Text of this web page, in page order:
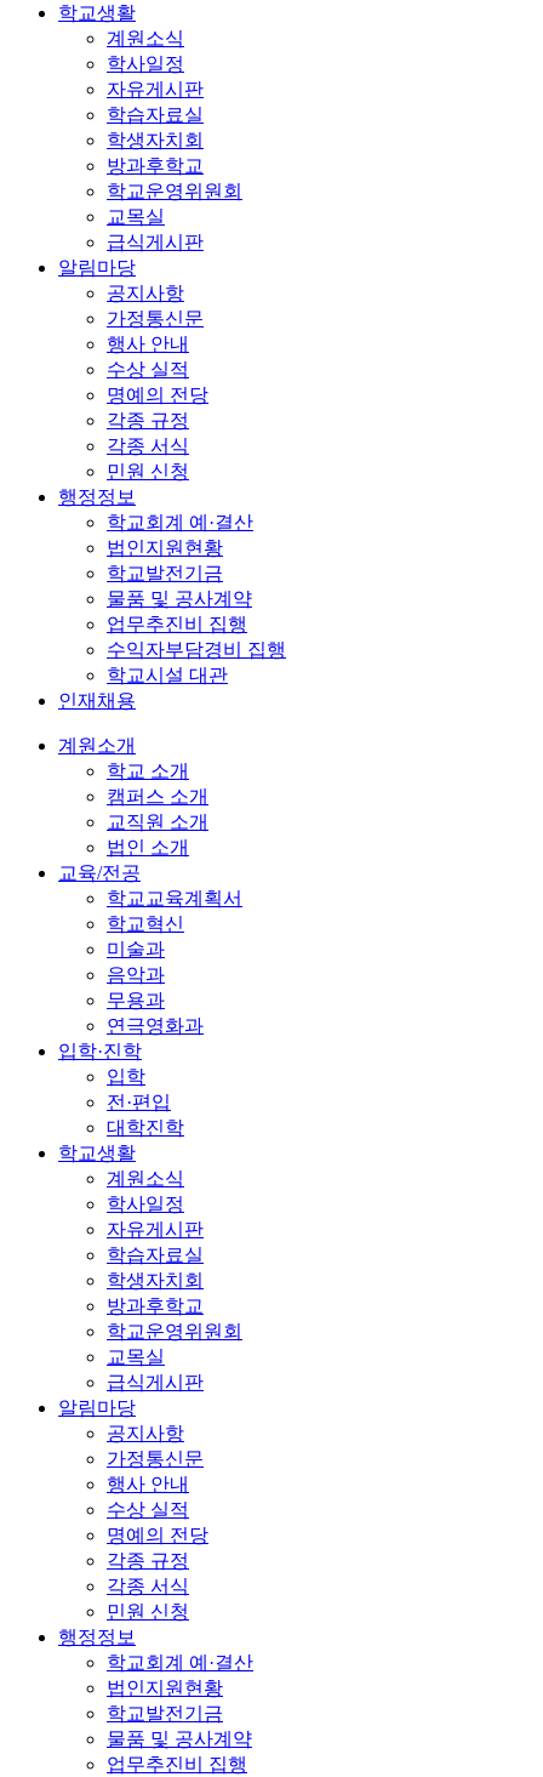
학교생활
계원소식
학사일정
자유게시판
학습자료실
학생자치회
방과후학교
학교운영위원회
교목실
급식게시판
알림마당
공지사항
가정통신문
행사 안내
수상 실적
명예의 전당
각종 규정
각종 서식
민원 신청
행정정보
학교회계 예·결산
법인지원현황
학교발전기금
물품 및 공사계약
업무추진비 집행
수익자부담경비 집행
학교시설 대관
인재채용
계원소개
학교 소개
캠퍼스 소개
교직원 소개
법인 소개
교육/전공
학교교육계획서
학교혁신
미술과
음악과
무용과
연극영화과
입학·진학
입학
전·편입
대학진학
학교생활
계원소식
학사일정
자유게시판
학습자료실
학생자치회
방과후학교
학교운영위원회
교목실
급식게시판
알림마당
공지사항
가정통신문
행사 안내
수상 실적
명예의 전당
각종 규정
각종 서식
민원 신청
행정정보
학교회계 예·결산
법인지원현황
학교발전기금
물품 및 공사계약
업무추진비 집행